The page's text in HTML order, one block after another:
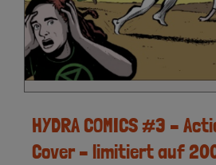
HYDRA COMICS #3 –
Cover – limitiert auf